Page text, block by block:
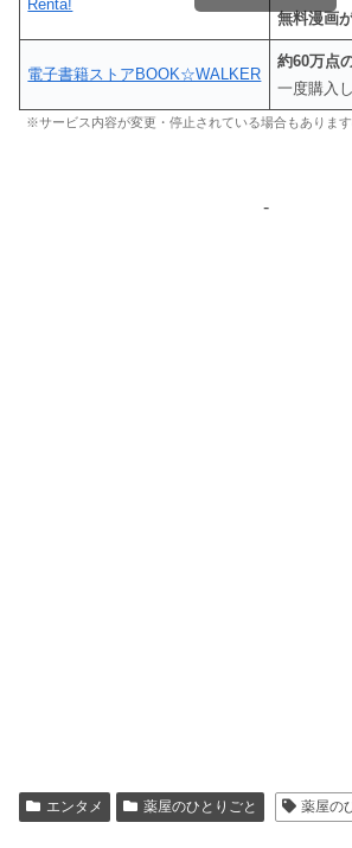
Renta!
無料漫画
電子書籍ストアBOOK☆WALKER
約60万点
一度購入
※サービス内容が変更・停止されている場合もあります
-
エンタメ 薬屋のひとりごと 薬屋の